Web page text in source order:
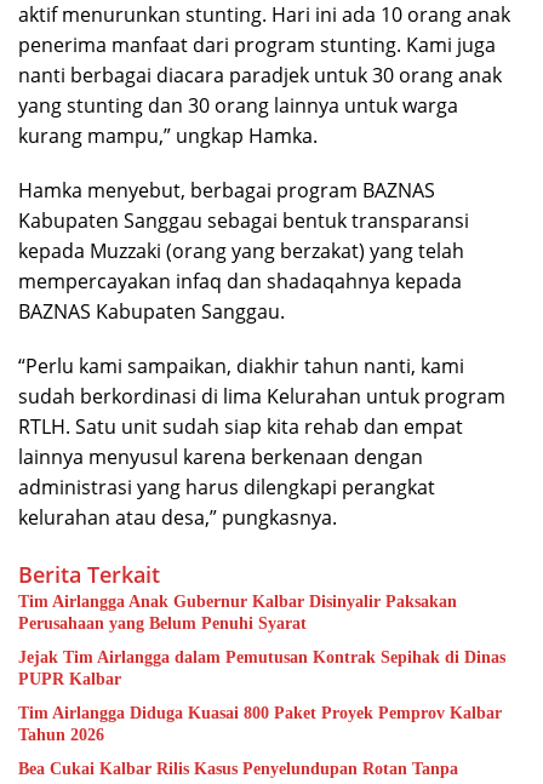
aktif menurunkan stunting. Hari ini ada 10 orang anak
penerima manfaat dari program stunting. Kami juga
nanti berbagai diacara paradjek untuk 30 orang anak
yang stunting dan 30 orang lainnya untuk warga
kurang mampu,” ungkap Hamka.
Hamka menyebut, berbagai program BAZNAS
Kabupaten Sanggau sebagai bentuk transparansi
kepada Muzzaki (orang yang berzakat) yang telah
mempercayakan infaq dan shadaqahnya kepada
BAZNAS Kabupaten Sanggau.
“Perlu kami sampaikan, diakhir tahun nanti, kami
sudah berkordinasi di lima Kelurahan untuk program
RTLH. Satu unit sudah siap kita rehab dan empat
lainnya menyusul karena berkenaan dengan
administrasi yang harus dilengkapi perangkat
kelurahan atau desa,” pungkasnya.
Berita Terkait
Tim Airlangga Anak Gubernur Kalbar Disinyalir Paksakan
Perusahaan yang Belum Penuhi Syarat
Jejak Tim Airlangga dalam Pemutusan Kontrak Sepihak di Dinas
PUPR Kalbar
Tim Airlangga Diduga Kuasai 800 Paket Proyek Pemprov Kalbar
Tahun 2026
Bea Cukai Kalbar Rilis Kasus Penyelundupan Rotan Tanpa